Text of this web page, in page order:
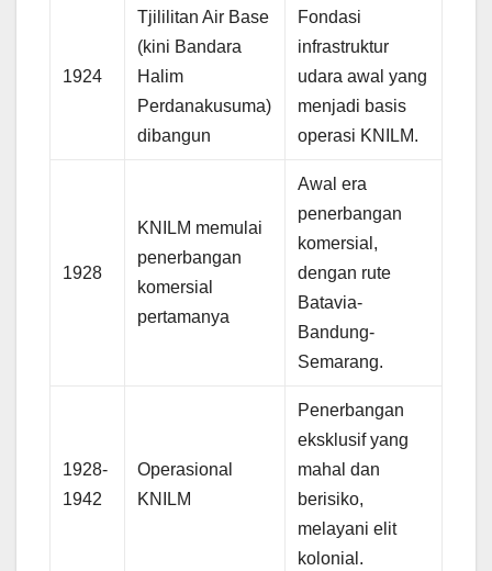
1924
Tjililitan Air Base
(kini Bandara
Halim
Perdanakusuma)
dibangun
Fondasi
infrastruktur
udara awal yang
menjadi basis
operasi KNILM.
1928
KNILM memulai
penerbangan
komersial
pertamanya
Awal era
penerbangan
komersial,
dengan rute
Batavia-
Bandung-
Semarang.
1928-
1942
Operasional
KNILM
Penerbangan
eksklusif yang
mahal dan
berisiko,
melayani elit
kolonial.